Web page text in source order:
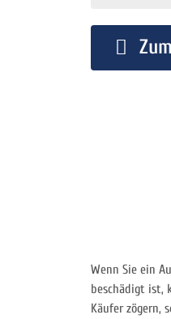
Wenn Sie ein
beschädigt ist,
Käufer zögern,